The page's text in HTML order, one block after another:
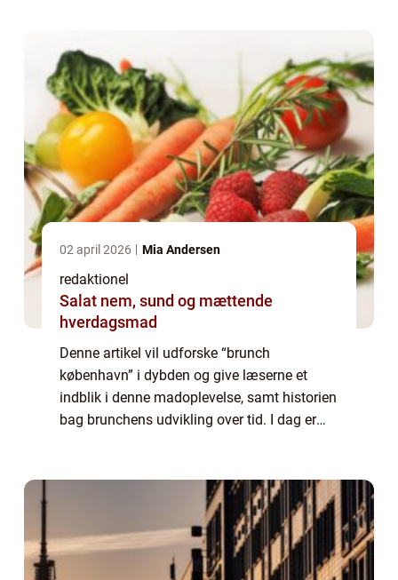
02 april 2026 Mia Andersen
redaktionel
Salat nem, sund og mættende
hverdagsmad
Denne artikel vil udforske “brunch
københavn” i dybden og give læserne et
indblik i denne madoplevelse, samt historien
bag brunchens udvikling over tid. I dag er